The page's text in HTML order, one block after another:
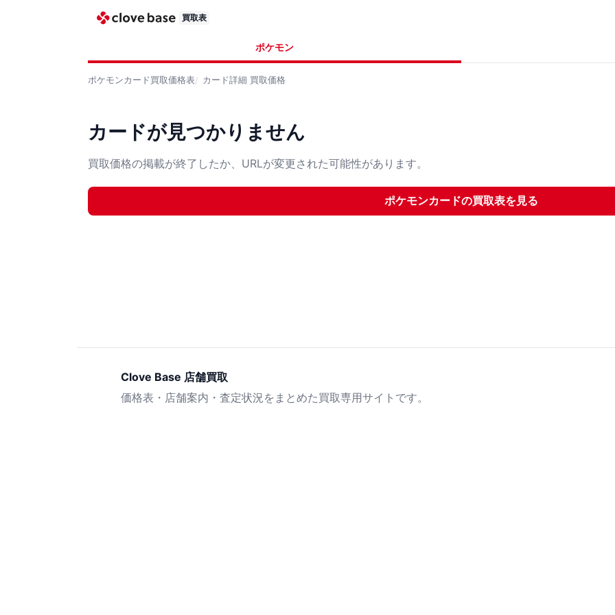
買取表
ポケモン
ポケモンカード買取価格表 カード詳細 買取価格
カードが見つかりません
買取価格の掲載が終了したか、URLが変更された可能性があります。
ポケモンカードの買取表を見る
Clove Base 店舗買取
価格表・店舗案内・査定状況をまとめた買取専用サイトです。